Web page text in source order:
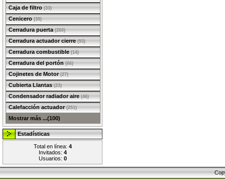
Caja de filtro (33)
Cenicero (39)
Cerradura puerta (260)
Cerradura actuador cierre (93)
Cerradura combustible (14)
Cerradura del portón (66)
Cojinetes de Motor (27)
Cubierta Llantas (23)
Condensador radiador aire (46)
Calefacción actuador (251)
Mostrar más ...(100)
Estadísticas
Total en línea: 4
Invitados: 4
Usuarios: 0